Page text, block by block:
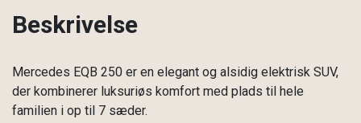
Beskrivelse
Mercedes EQB 250 er en elegant og alsidig elektrisk SUV,
der kombinerer luksuriøs komfort med plads til hele
familien i op til 7 sæder.